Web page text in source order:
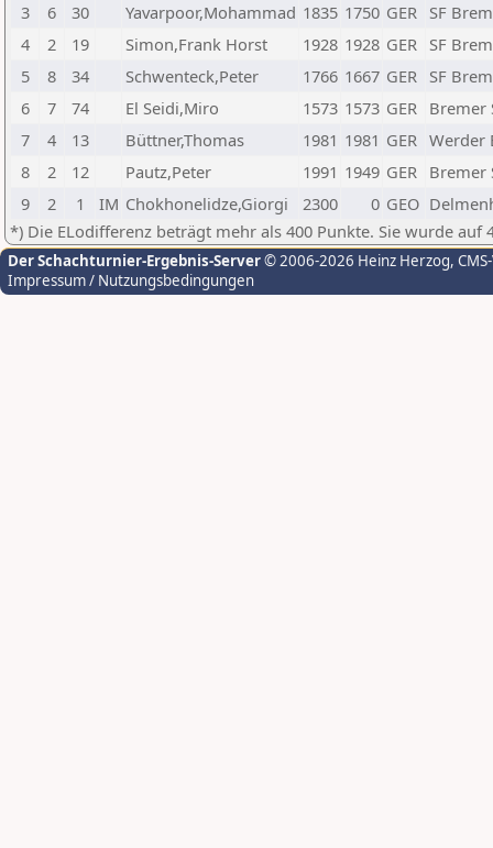
3
6 30 Yavarpoor,Mohammad 1835 1750 GER SF
4
2 19 Simon,Frank Horst 1928 1928 GER SF
5
8 34 Schwenteck,Peter 1766 1667 GER SF
6
7 74 El Seidi,Miro 1573 1573 GER Bremer
7
4 13 Büttner,Thomas 1981 1981 GER Werder
8
2 12 Pautz,Peter 1991 1949 GER Bremer
9
2 1 IM Chokhonelidze,Giorgi 2300 0 GEO
*) Die ELodifferenz beträgt mehr als 400 Punkte. Sie wurde auf
Der Schachturnier-Ergebnis-Server© 2006-2026 Heinz Herzog,
Impressum / Nutzungsbedingungen